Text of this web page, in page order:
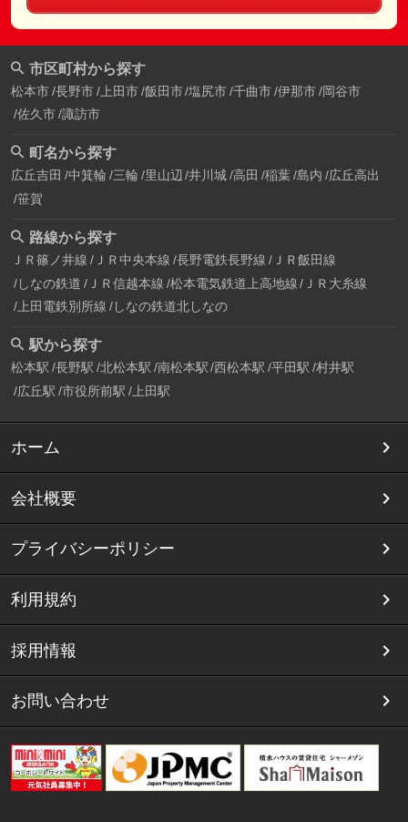
市区町村から探す
松本市 長野市 上田市 飯田市 塩尻市 千曲市 伊那市 岡谷市
佐久市 諏訪市
町名から探す
広丘吉田 中箕輪 三輪 里山辺 井川城 高田 稲葉 島内 広丘高出
笹賀
路線から探す
ＪＲ篠ノ井線 ＪＲ中央本線 長野電鉄長野線 ＪＲ飯田線
しなの鉄道 ＪＲ信越本線 松本電気鉄道上高地線
ＪＲ大糸線
上田電鉄別所線 しなの鉄道北しなの
駅から探す
松本駅 長野駅 北松本駅 南松本駅 西松本駅 平田駅 村井駅
広丘駅 市役所前駅 上田駅
ホーム
会社概要
プライバシーポリシー
利用規約
採用情報
お問い合わせ